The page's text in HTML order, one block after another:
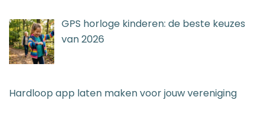
GPS horloge kinderen: de beste keuzes
van 2026
Hardloop app laten maken voor jouw vereniging